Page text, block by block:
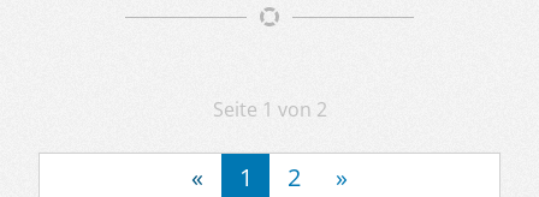
Artikelnavigation
Seite 1 von 2
« 1 2 »